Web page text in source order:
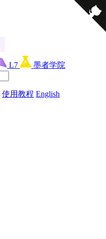
L7 墨者学院
使用教程 English